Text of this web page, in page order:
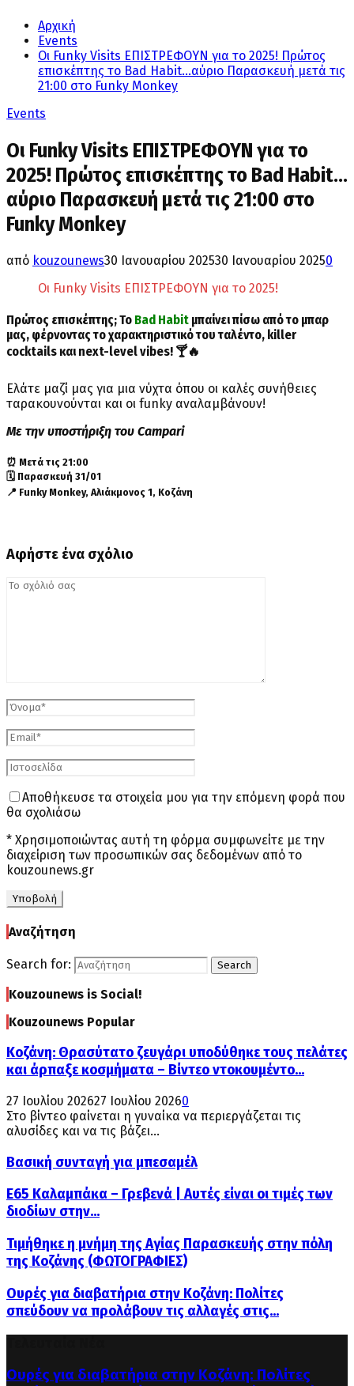
Αρχική
Events
Οι Funky Visits ΕΠΙΣΤΡΕΦΟΥΝ για το 2025! Πρώτος
επισκέπτης το Bad Habit…αύριο Παρασκευή μετά τις
21:00 στο Funky Monkey
Events
Οι Funky Visits ΕΠΙΣΤΡΕΦΟΥΝ για το
2025! Πρώτος επισκέπτης το Bad Habit…
αύριο Παρασκευή μετά τις 21:00 στο
Funky Monkey
από kouzounews30 Ιανουαρίου 202530 Ιανουαρίου 20250
Οι Funky Visits ΕΠΙΣΤΡΕΦΟΥΝ για το 2025!
Πρώτος επισκέπτης; Το Bad Habit μπαίνει πίσω από το μπαρ
μας, φέρνοντας το χαρακτηριστικό του ταλέντο, killer
cocktails και next-level vibes! 🍸🔥
Ελάτε μαζί μας για μια νύχτα όπου οι καλές συνήθειες
ταρακουνούνται και οι funky αναλαμβάνουν!
Με την υποστήριξη του Campari
⏰ Μετά τις 21:00
🗓️ Παρασκευή 31/01
📍 Funky Monkey, Αλιάκμονος 1, Κοζάνη
Αφήστε ένα σχόλιο
Αποθήκευσε τα στοιχεία μου για την επόμενη φορά που
θα σχολιάσω
* Χρησιμοποιώντας αυτή τη φόρμα συμφωνείτε με την
διαχείριση των προσωπικών σας δεδομένων από το
kouzounews.gr
Αναζήτηση
Search for: Search
Kouzounews is Social!
Kouzounews Popular
Κοζάνη: Θρασύτατο ζευγάρι υποδύθηκε τους πελάτες
και άρπαξε κοσμήματα – Βίντεο ντοκουμέντο...
27 Ιουλίου 202627 Ιουλίου 20260
Στο βίντεο φαίνεται η γυναίκα να περιεργάζεται τις
αλυσίδες και να τις βάζει...
Βασική συνταγή για μπεσαμέλ
Ε65 Καλαμπάκα – Γρεβενά | Αυτές είναι οι τιμές των
διοδίων στην...
Τιμήθηκε η μνήμη της Αγίας Παρασκευής στην πόλη
της Κοζάνης (ΦΩΤΟΓΡΑΦΙΕΣ)
Ουρές για διαβατήρια στην Κοζάνη: Πολίτες
σπεύδουν να προλάβουν τις αλλαγές στις...
Ουρές για διαβατήρια στην Κοζάνη: Πολίτες